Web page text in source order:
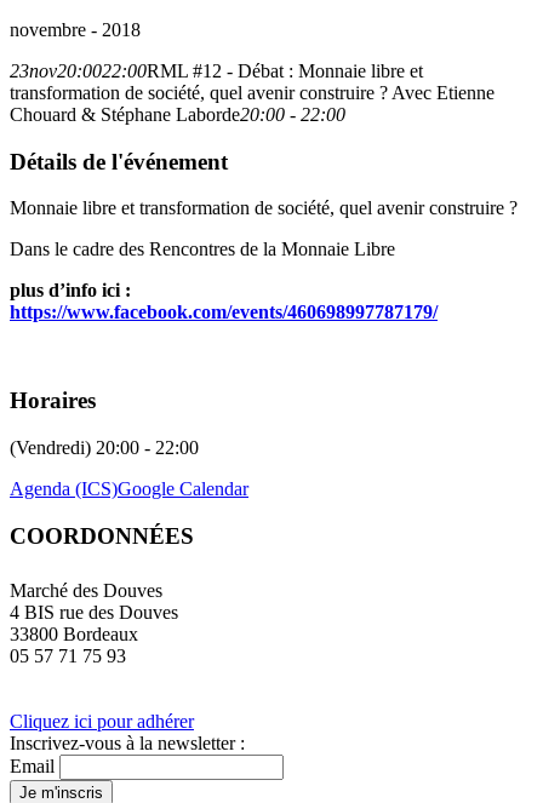
novembre - 2018
23nov20:0022:00RML #12 - Débat : Monnaie libre et
transformation de société, quel avenir construire ? Avec Etienne
Chouard & Stéphane Laborde20:00 - 22:00
Détails de l'événement
Monnaie libre et transformation de société, quel avenir construire ?
Dans le cadre des Rencontres de la Monnaie Libre
plus d’info ici :
https://www.facebook.com/events/460698997787179/
Horaires
(Vendredi) 20:00 - 22:00
Agenda (ICS)Google Calendar
COORDONNÉES
Marché des Douves
4 BIS rue des Douves
33800 Bordeaux
05 57 71 75 93
Cliquez ici pour adhérer
Inscrivez-vous à la newsletter :
Email